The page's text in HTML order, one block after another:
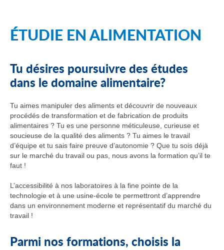
ÉTUDIE EN ALIMENTATION
Tu désires poursuivre des études
dans le domaine alimentaire?
Tu aimes manipuler des aliments et découvrir de nouveaux
procédés de transformation et de fabrication de produits
alimentaires ? Tu es une personne méticuleuse, curieuse et
soucieuse de la qualité des aliments ? Tu aimes le travail
d’équipe et tu sais faire preuve d’autonomie ? Que tu sois déjà
sur le marché du travail ou pas, nous avons la formation qu’il te
faut !
L’accessibilité à nos laboratoires à la fine pointe de la
technologie et à une usine-école te permettront d’apprendre
dans un environnement moderne et représentatif du marché du
travail !
Parmi nos formations, choisis la